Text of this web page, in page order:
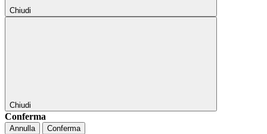
Chiudi
Chiudi
Conferma
Annulla Conferma